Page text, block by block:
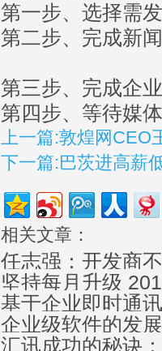
第一步、选择需
第二步、完成新
第三步、完成企
第四步、等待媒
上一篇:敦煌网CEO
下一篇:巴茨进高薪
相关文章：
任志强：开发商
坚持每月升级
基于企业即时通
企业级软件的发
汇讯成功的秘诀